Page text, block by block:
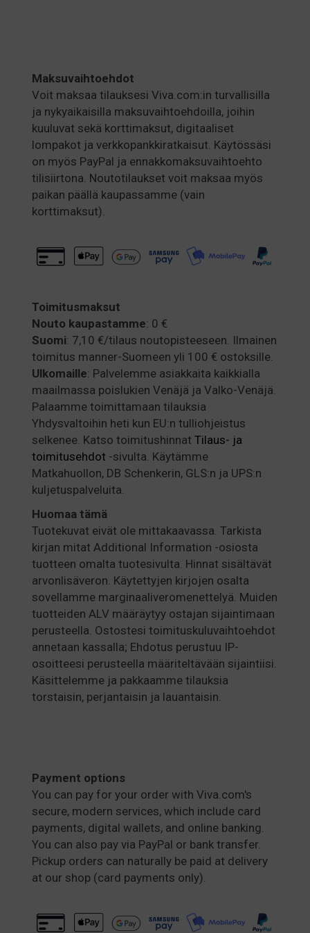
Maksuvaihtoehdot
Voit maksaa tilauksesi Viva.com:in turvallisilla
ja nykyaikaisilla maksuvaihtoehdoilla, joihin
kuuluvat sekä korttimaksut, digitaaliset
lompakot ja verkkopankkiratkaisut. Käytössäsi
on myös PayPal ja ennakkomaksuvaihtoehto
tilisiirtona. Noutotilaukset voit maksaa myös
paikan päällä kaupassamme (vain
korttimaksut).
Toimitusmaksut
Nouto kaupastamme: 0 €
Suomi: 7,10 €/tilaus noutopisteeseen. Ilmainen
toimitus manner-Suomeen yli 100 € ostoksille.
Ulkomaille: Palvelemme asiakkaita kaikkialla
maailmassa poislukien Venäjä ja Valko-Venäjä.
Palaamme toimittamaan tilauksia
Yhdysvaltoihin heti kun EU:n tulliohjeistus
selkenee. Katso toimitushinnat Tilaus- ja
toimitusehdot -sivulta. Käytämme
Matkahuollon, DB Schenkerin, GLS:n ja UPS:n
kuljetuspalveluita.
Huomaa tämä
Tuotekuvat eivät ole mittakaavassa. Tarkista
kirjan mitat Additional Information -osiosta
tuotteen omalta tuotesivulta. Hinnat sisältävät
arvonlisäveron. Käytettyjen kirjojen osalta
sovellamme marginaaliveromenettelyä. Muiden
tuotteiden ALV määräytyy ostajan sijaintimaan
perusteella. Ostostesi toimituskuluvaihtoehdot
annetaan kassalla; Ehdotus perustuu IP-
osoitteesi perusteella määriteltävään sijaintiisi.
Käsittelemme ja pakkaamme tilauksia
torstaisin, perjantaisin ja lauantaisin.
Payment options
You can pay for your order with Viva.com's
secure, modern services, which include card
payments, digital wallets, and online banking.
You can also pay via PayPal or bank transfer.
Pickup orders can naturally be paid at delivery
at our shop (card payments only).